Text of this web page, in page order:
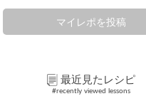
マイレポを投稿
最近見たレシピ
#recently viewed lessons